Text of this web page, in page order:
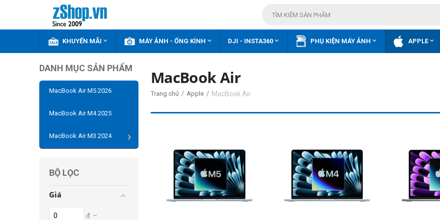
KHUYẾN MÃI  MÁY ẢNH - ỐNG KÍNH  DJI - INSTA360  PHỤ KIỆN MÁY ẢNH  APPLE
DANH MỤC SẢN PHẨM
MacBook Air M5 2026
MacBook Air M4 2025
MacBook Air M3 2024
BỘ LỌC
Giá
đ –
MacBook Air
Trang chủ / Apple / MacBook Air